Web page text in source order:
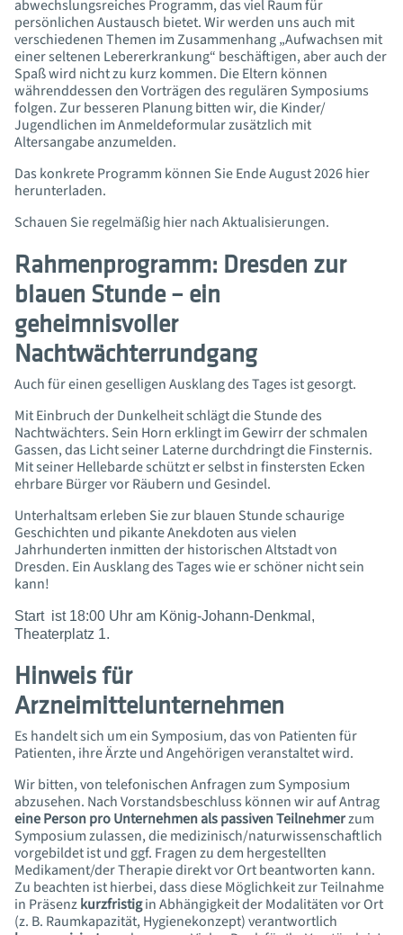
abwechslungsreiches Programm, das viel Raum für
persönlichen Austausch bietet. Wir werden uns auch mit
verschiedenen Themen im Zusammenhang „Aufwachsen mit
einer seltenen Lebererkrankung“ beschäftigen, aber auch der
Spaß wird nicht zu kurz kommen. Die Eltern können
währenddessen den Vorträgen des regulären Symposiums
folgen. Zur besseren Planung bitten wir, die Kinder/
Jugendlichen im Anmeldeformular zusätzlich mit
Altersangabe anzumelden.
Das konkrete Programm können Sie Ende August 2026 hier
herunterladen.
Schauen Sie regelmäßig hier nach Aktualisierungen.
Rahmenprogramm: Dresden zur
blauen Stunde – ein
geheimnisvoller
Nachtwächterrundgang
Auch für einen geselligen Ausklang des Tages ist gesorgt.
Mit Einbruch der Dunkelheit schlägt die Stunde des
Nachtwächters. Sein Horn erklingt im Gewirr der schmalen
Gassen, das Licht seiner Laterne durchdringt die Finsternis.
Mit seiner Hellebarde schützt er selbst in finstersten Ecken
ehrbare Bürger vor Räubern und Gesindel.
Unterhaltsam erleben Sie zur blauen Stunde schaurige
Geschichten und pikante Anekdoten aus vielen
Jahrhunderten inmitten der historischen Altstadt von
Dresden. Ein Ausklang des Tages wie er schöner nicht sein
kann!
Start ist 18:00 Uhr am König-Johann-Denkmal,
Theaterplatz 1.
Hinweis für
Arzneimittelunternehmen
Es handelt sich um ein Symposium, das von Patienten für
Patienten, ihre Ärzte und Angehörigen veranstaltet wird.
Wir bitten, von telefonischen Anfragen zum Symposium
abzusehen. Nach Vorstandsbeschluss können wir auf Antrag
eine Person pro Unternehmen als passiven Teilnehmerzum
Symposium zulassen, die medizinisch/naturwissenschaftlich
vorgebildet ist und ggf. Fragen zu dem hergestellten
Medikament/der Therapie direkt vor Ort beantworten kann.
Zu beachten ist hierbei, dass diese Möglichkeit zur Teilnahme
in Präsenzkurzfristigin Abhängigkeit der Modalitäten vor Ort
(z. B. Raumkapazität, Hygienekonzept) verantwortlich